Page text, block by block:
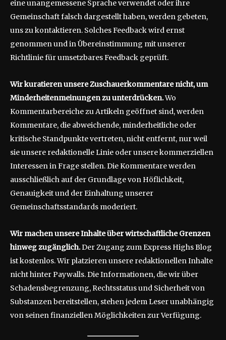
eine unangemessene Sprache verwendet oder ihre
Gemeinschaft falsch dargestellt haben, werden gebeten,
uns zu kontaktieren. Solches Feedback wird ernst
genommen und in Übereinstimmung mit unserer
Richtlinie für umsetzbares Feedback geprüft.
Wir kuratieren unsere Zuschauerkommentare nicht, um
Minderheitenmeinungen zu unterdrücken.Wo
Kommentarbereiche zu Artikeln geöffnet sind, werden
Kommentare, die abweichende, minderheitliche oder
kritische Standpunkte vertreten, nicht entfernt, nur weil
sie unsere redaktionelle Linie oder unsere kommerziellen
Interessen in Frage stellen. Die Kommentare werden
ausschließlich auf der Grundlage von Höflichkeit,
Genauigkeit und der Einhaltung unserer
Gemeinschaftsstandards moderiert.
Wir machen unsere Inhalte über wirtschaftliche Grenzen
hinweg zugänglich.Der Zugang zum Express Highs Blog
ist kostenlos. Wir platzieren unsere redaktionellen Inhalte
nicht hinter Paywalls. Die Informationen, die wir über
Schadensbegrenzung, Rechtsstatus und Sicherheit von
Substanzen bereitstellen, stehen jedem Leser unabhängig
von seinen finanziellen Möglichkeiten zur Verfügung.